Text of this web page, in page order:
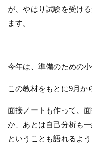
が、やはり試験を受け
ます。
今年は、準備のための
この教材をもとに9月か
面接ノートも作って、
か、あとは自己分析も
ということも語れるよ